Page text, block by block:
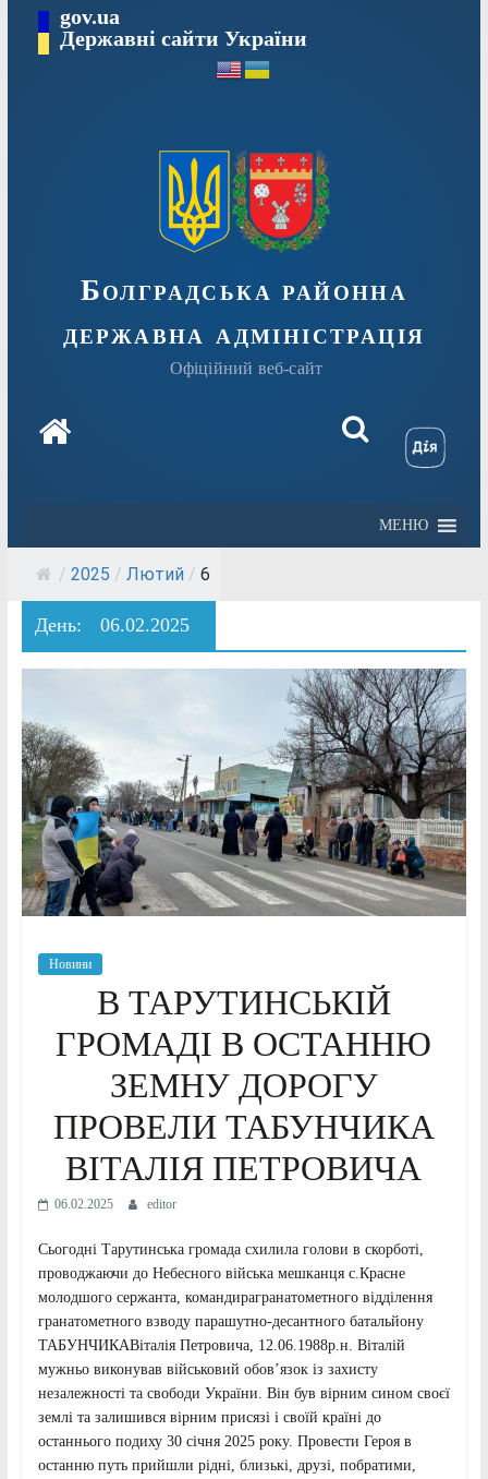
Перейтиgov.ua
Державні сайти України
Болградська районна
державна адміністрація
Офіційний веб-сайт
МЕНЮ
/ 2025 / Лютий / 6
День: 06.02.2025
Новини
В ТАРУТИНСЬКІЙ
ГРОМАДІ В ОСТАННЮ
ЗЕМНУ ДОРОГУ
ПРОВЕЛИ ТАБУНЧИКА
ВІТАЛІЯ ПЕТРОВИЧА
06.02.2025 editor
Сьогодні Тарутинська громада схилила голови в скорботі,
проводжаючи до Небесного війська мешканця с.Красне
молодшого сержанта, командирагранатометного відділення
гранатометного взводу парашутно-десантного батальйону
ТАБУНЧИКАВіталія Петровича, 12.06.1988р.н. Віталій
мужньо виконував військовий обов’язок із захисту
незалежності та свободи України. Він був вірним сином своєї
землі та залишився вірним присязі і своїй країні до
останнього подиху 30 січня 2025 року. Провести Героя в
останню путь прийшли рідні, близькі, друзі, побратими,